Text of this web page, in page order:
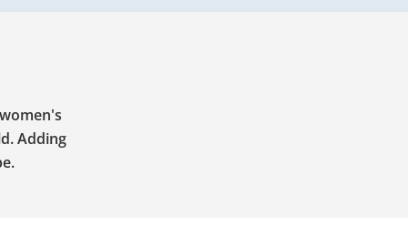
Adding